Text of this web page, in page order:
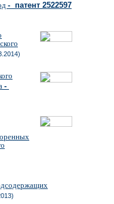
- патент 2522597
-